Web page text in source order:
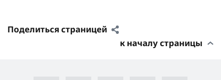
Поделиться страницей
к началу страницы